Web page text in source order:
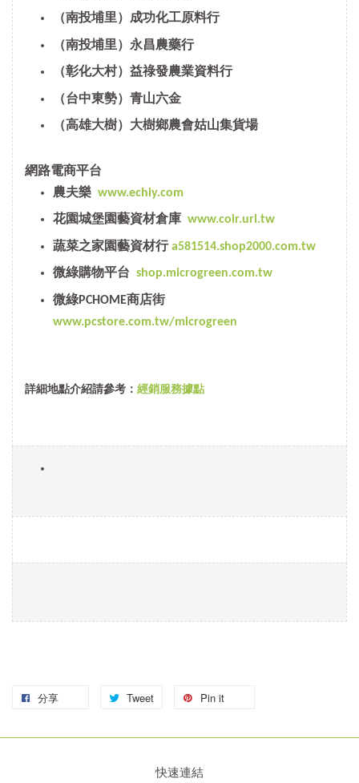
（南投埔里）成功化工原料行
（南投埔里）永昌農藥行
（彰化大村）益祿發農業資料行
（台中東勢）青山六金
（高雄大樹）大樹鄉農會姑山集貨場
網路電商平台
農夫樂 www.echiy.com
花園城堡園藝資材倉庫 www.coir.url.tw
蔬菜之家園藝資材行a581514.shop2000.com.tw
微綠購物平台 shop.microgreen.com.tw
微綠PCHOME商店街
www.pcstore.com.tw/microgreen
詳細地點介紹請參考： 經銷服務據點
分享 Tweet Pin it
快速連結